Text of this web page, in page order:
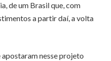
de um Brasil que, com
a partir daí, a volta
apostaram nesse projeto